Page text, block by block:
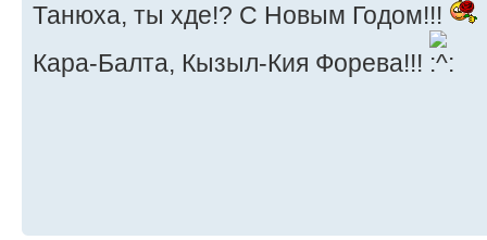
Танюха, ты хде!? С Новым Годом!!!
Кара-Балта, Кызыл-Кия Форева!!!